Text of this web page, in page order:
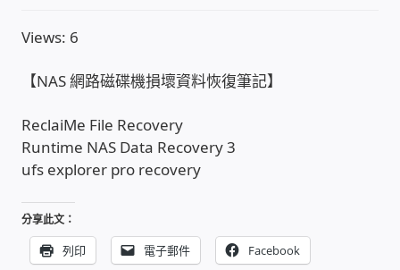
頭份獅子會
竹南百齡扶輪社
收費標準依據
照片紀實影音
儀器設備
Views: 6
【NAS 網路磁碟機損壞資料恢復筆記】
ReclaiMe File Recovery
Runtime NAS Data Recovery 3
ufs explorer pro recovery
分享此文：
列印 電子郵件 Facebook